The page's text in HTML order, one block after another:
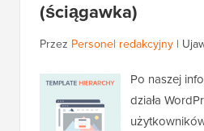
(ściągawka)
Przez Personel redakcyjny |
Po naszej
działa